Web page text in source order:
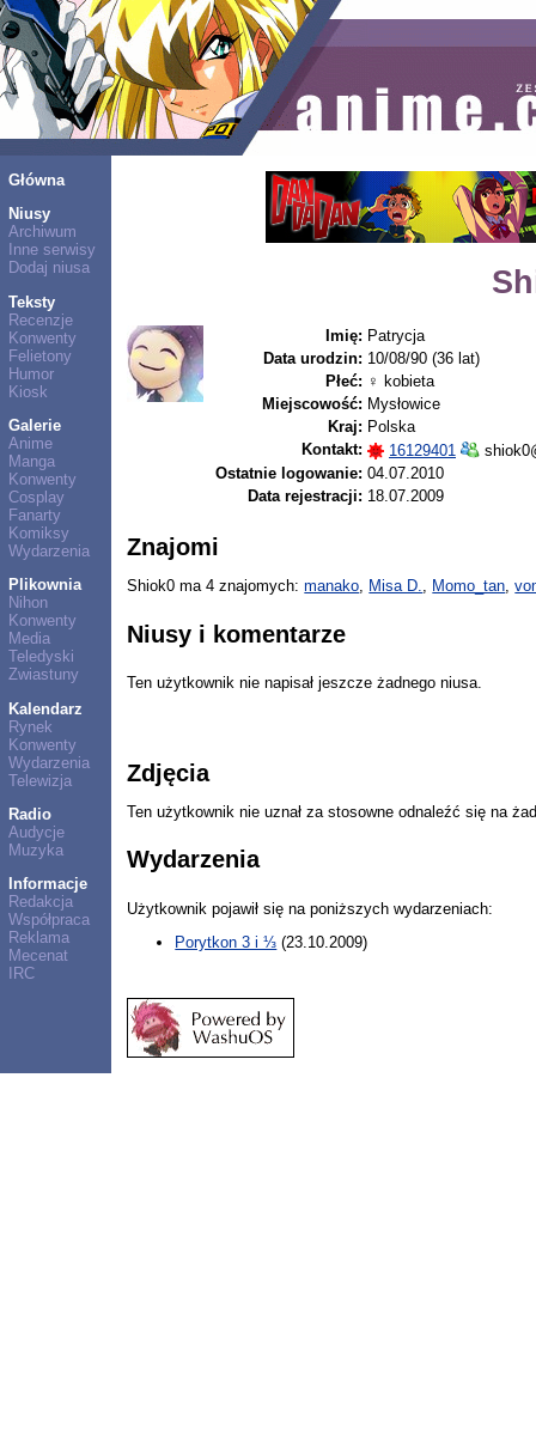
Główna
Niusy
Archiwum
Inne serwisy
Dodaj niusa
Teksty
Recenzje
Konwenty
Felietony
Humor
Kiosk
Galerie
Anime
Manga
Konwenty
Cosplay
Fanarty
Komiksy
Wydarzenia
Plikownia
Nihon
Konwenty
Media
Teledyski
Zwiastuny
Kalendarz
Rynek
Konwenty
Wydarzenia
Telewizja
Radio
Audycje
Muzyka
Informacje
Redakcja
Współpraca
Reklama
Mecenat
IRC
Imię: Patrycja
Data urodzin: 10/08/90 (36 lat)
Płeć: ♀ kobieta
Miejscowość: Mysłowice
Kraj: Polska
Kontakt:
16129401
Ostatnie logowanie: 04.07.2010
Data rejestracji: 18.07.2009
Znajomi
Shiok0 ma 4 znajomych:manako, Misa D., Momo_tan,
Niusy i komentarze
Ten użytkownik nie napisał jeszcze żadnego niusa.
Zdjęcia
Ten użytkownik nie uznał za stosowne odnaleźć się na
Wydarzenia
Użytkownik pojawił się na poniższych wydarzeniach:
Porytkon 3 i ⅓ (23.10.2009)